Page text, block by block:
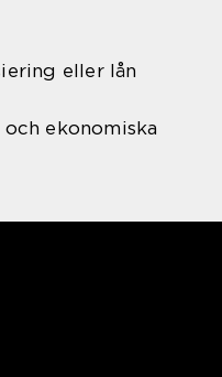
eller lån
ekonomiska